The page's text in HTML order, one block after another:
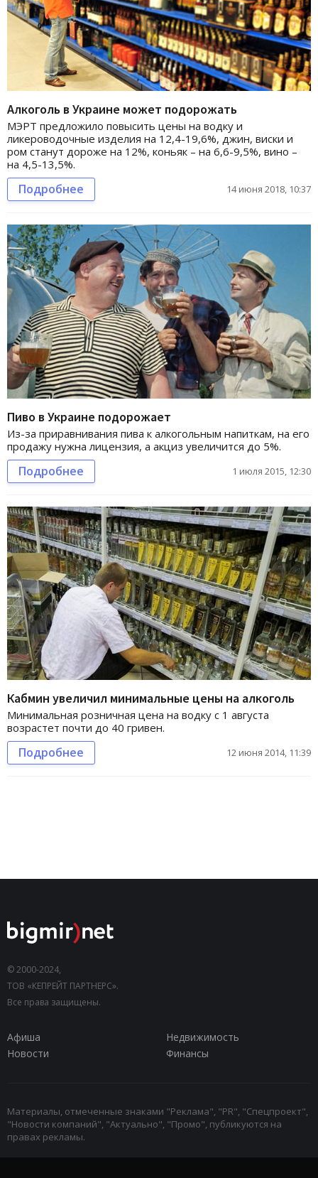
Алкоголь в Украине может подорожать
МЭРТ предложило повысить цены на водку и
ликероводочные изделия на 12,4-19,6%, джин, виски и
ром станут дороже на 12%, коньяк – на 6,6-9,5%, вино –
на 4,5-13,5%.
Подробнее 14 июня 2018, 10:37
Пиво в Украине подорожает
Из-за приравнивания пива к алкогольным напиткам, на его
продажу нужна лицензия, а акциз увеличится до 5%.
Подробнее 1 июля 2015, 12:30
Кабмин увеличил минимальные цены на алкоголь
Минимальная розничная цена на водку с 1 августа
возрастет почти до 40 гривен.
Подробнее 12 июня 2014, 11:39
© 2000-2024,
ТОВ «КЕПРЕЙТ ПАРТНЕРС».
Все права защищены.
Афиша
Недвижимость
Новости
Финансы
Материалы, отмеченные знаками "Реклама", "PR", "Спецпроект",
"Новости компаний", "Актуально", "Промо", публикуются на
правах рекламы.